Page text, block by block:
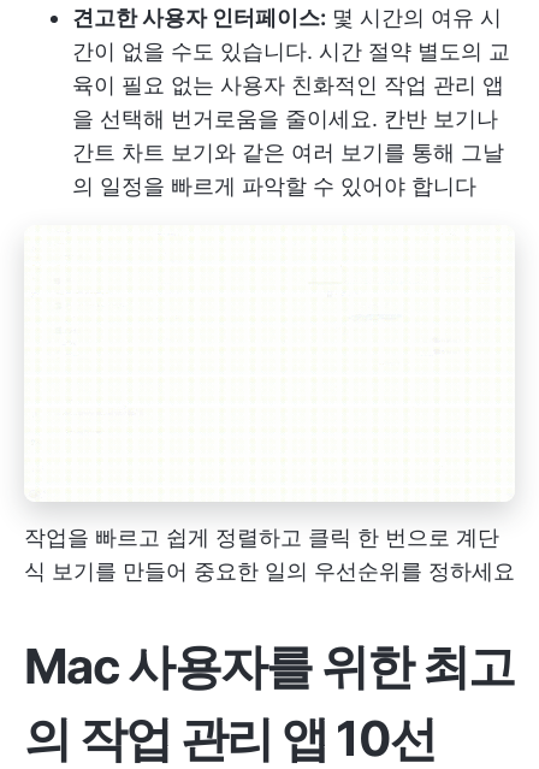
견고한 사용자 인터페이스: 몇 시간의 여유 시
간이 없을 수도 있습니다. 시간 절약 별도의 교
육이 필요 없는 사용자 친화적인 작업 관리 앱
을 선택해 번거로움을 줄이세요. 칸반 보기나
간트 차트 보기와 같은 여러 보기를 통해 그날
의 일정을 빠르게 파악할 수 있어야 합니다
작업을 빠르고 쉽게 정렬하고 클릭 한 번으로 계단
식 보기를 만들어 중요한 일의 우선순위를 정하세요
Mac 사용자를 위한 최고
의 작업 관리 앱 10선